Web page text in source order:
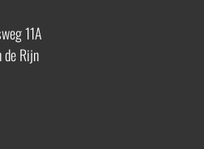
11A
Rijn